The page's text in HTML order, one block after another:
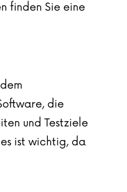
finden Sie eine
die
und Testziele
ist wichtig, da